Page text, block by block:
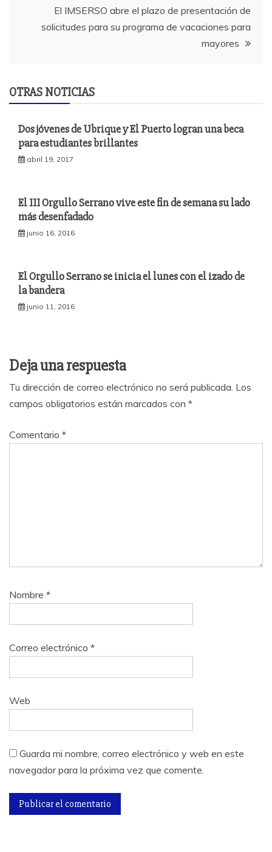
entradasEl IMSERSO abre el plazo de presentación de
solicitudes para su programa de vacaciones para
mayores
OTRAS NOTICIAS
Dos jóvenes de Ubrique y El Puerto logran una beca
para estudiantes brillantes
abril 19, 2017
El III Orgullo Serrano vive este fin de semana su lado
más desenfadado
junio 16, 2016
El Orgullo Serrano se inicia el lunes con el izado de
la bandera
junio 11, 2016
Deja una respuesta
Tu dirección de correo electrónico no será publicada. Los
campos obligatorios están marcados con *
Comentario *
Nombre *
Correo electrónico *
Web
Guarda mi nombre, correo electrónico y web en este
navegador para la próxima vez que comente.